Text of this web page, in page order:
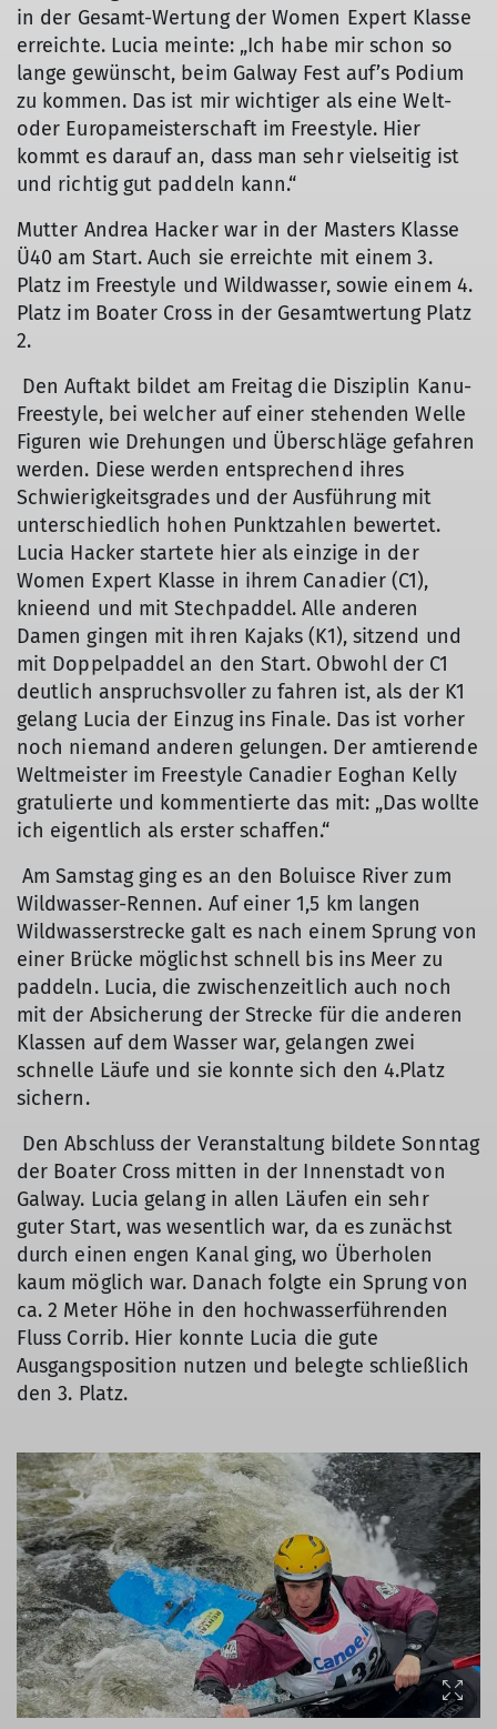
© Hacker
in der Gesamt-Wertung der Women Expert Klasse
erreichte. Lucia meinte: „Ich habe mir schon so
lange gewünscht, beim Galway Fest auf’s Podium
zu kommen. Das ist mir wichtiger als eine Welt-
oder Europameisterschaft im Freestyle. Hier
kommt es darauf an, dass man sehr vielseitig ist
und richtig gut paddeln kann.“
Mutter Andrea Hacker war in der Masters Klasse
Ü40 am Start. Auch sie erreichte mit einem 3.
Platz im Freestyle und Wildwasser, sowie einem 4.
Platz im Boater Cross in der Gesamtwertung Platz
2.
Den Auftakt bildet am Freitag die Disziplin Kanu-
Freestyle, bei welcher auf einer stehenden Welle
Figuren wie Drehungen und Überschläge gefahren
werden. Diese werden entsprechend ihres
Schwierigkeitsgrades und der Ausführung mit
unterschiedlich hohen Punktzahlen bewertet.
Lucia Hacker startete hier als einzige in der
Women Expert Klasse in ihrem Canadier (C1),
knieend und mit Stechpaddel. Alle anderen
Damen gingen mit ihren Kajaks (K1), sitzend und
mit Doppelpaddel an den Start. Obwohl der C1
deutlich anspruchsvoller zu fahren ist, als der K1
gelang Lucia der Einzug ins Finale. Das ist vorher
noch niemand anderen gelungen. Der amtierende
Weltmeister im Freestyle Canadier Eoghan Kelly
gratulierte und kommentierte das mit: „Das wollte
ich eigentlich als erster schaffen.“
Am Samstag ging es an den Boluisce River zum
Wildwasser-Rennen. Auf einer 1,5 km langen
Wildwasserstrecke galt es nach einem Sprung von
einer Brücke möglichst schnell bis ins Meer zu
paddeln. Lucia, die zwischenzeitlich auch noch
mit der Absicherung der Strecke für die anderen
Klassen auf dem Wasser war, gelangen zwei
schnelle Läufe und sie konnte sich den 4.Platz
sichern.
Den Abschluss der Veranstaltung bildete Sonntag
der Boater Cross mitten in der Innenstadt von
Galway. Lucia gelang in allen Läufen ein sehr
guter Start, was wesentlich war, da es zunächst
durch einen engen Kanal ging, wo Überholen
kaum möglich war. Danach folgte ein Sprung von
ca. 2 Meter Höhe in den hochwasserführenden
Fluss Corrib. Hier konnte Lucia die gute
Ausgangsposition nutzen und belegte schließlich
den 3. Platz.
© Vanessa Hogg